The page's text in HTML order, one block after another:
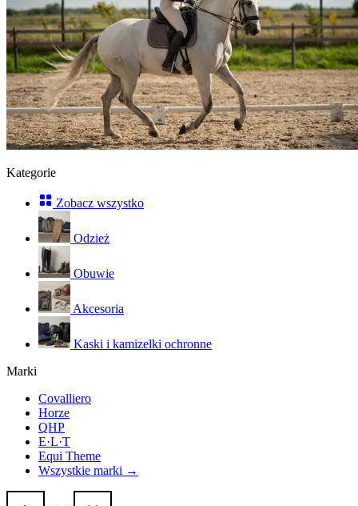
Kategorie
Zobacz wszystko
Odzież
Obuwie
Akcesoria
Kaski i kamizelki ochronne
Marki
Covalliero
Horze
QHP
E·L·T
Equi Theme
Wszystkie marki →